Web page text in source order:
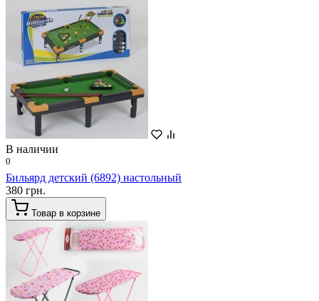
В наличии
0
Бильярд детский (6892) настольный
380 грн.
Товар в корзине